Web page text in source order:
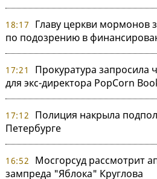
18:17
Главу церкви мормонов
по подозрению в
17:21
Прокуратура запросила
для экс-директора PopCorn
17:12
Полиция накрыла
Петербурге
16:52
Мосгорсуд рассмотрит
зампреда "Яблока" Круглова